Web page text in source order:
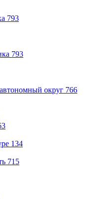
793
793
округ 766
134
715